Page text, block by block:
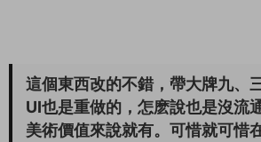
這個東西改的不錯，帶大牌九、
UI也是重做的，怎麽說也是沒流
美術價值來說就有。可惜就可惜